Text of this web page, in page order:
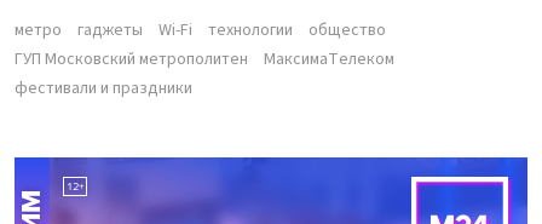
метро гаджеты Wi-Fi технологии
общество
ГУП Московский метрополитен
МаксимаТелеком
фестивали и праздники